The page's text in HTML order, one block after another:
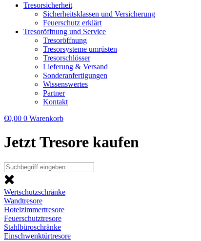
Tresorsicherheit
Sicherheitsklassen und Versicherung
Feuerschutz erklärt
Tresoröffnung und Service
Tresoröffnung
Tresorsysteme umrüsten
Tresorschlösser
Lieferung & Versand
Sonderanfertigungen
Wissenswertes
Partner
Kontakt
€0,00 0 Warenkorb
Jetzt Tresore kaufen
Wertschutzschränke
Wandtresore
Hotelzimmertresore
Feuerschutztresore
Stahlbüroschränke
Einschwenktürtresore